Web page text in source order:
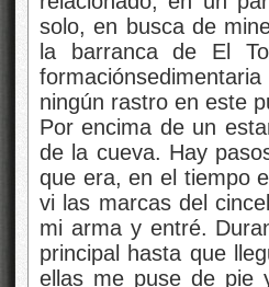
solo, en busca de
la barranca de El
ningún rastro en este
Por encima de un
de la cueva. Hay
que era, en el tiempo
vi las marcas del
mi arma y entré.
principal hasta que
ellas me puse de pie